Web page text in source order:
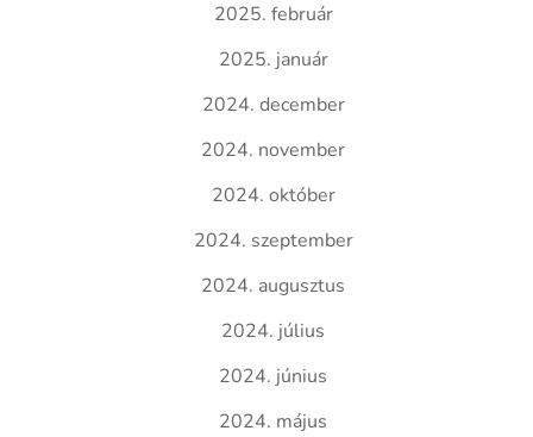
2025. február
2025. január
2024. december
2024. november
2024. október
2024. szeptember
2024. augusztus
2024. július
2024. június
2024. május